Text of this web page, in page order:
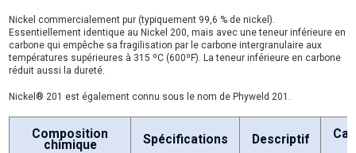
Nickel commercialement pur (typiquement 99,6 % de nickel).
Essentiellement identique au Nickel 200, mais avec une teneur inférieure en
carbone qui empêche sa fragilisation par le carbone intergranulaire aux
températures supérieures à 315 ºC (600ºF). La teneur inférieure en carbone
réduit aussi la dureté.
Nickel® 201 est également connu sous le nom de Phyweld 201.
Composition
chimique Spécifications Descriptif